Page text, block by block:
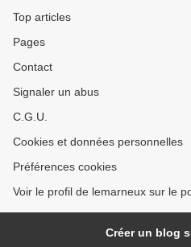
Top articles
Pages
Contact
Signaler un abus
C.G.U.
Cookies et données personnelles
Préférences cookies
Voir le profil de lemarneux sur le
Créer un blog